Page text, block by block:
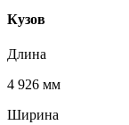
Кузов
Длина
4 926 мм
Ширина